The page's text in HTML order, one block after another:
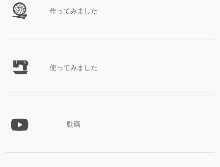
作ってみました
使ってみました
動画